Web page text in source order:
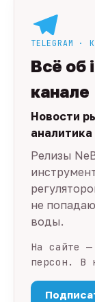
TELEGRAM ·
Всё об
канале
Новости
аналитика
Релизы
не
воды.
На сайте —
персон. В